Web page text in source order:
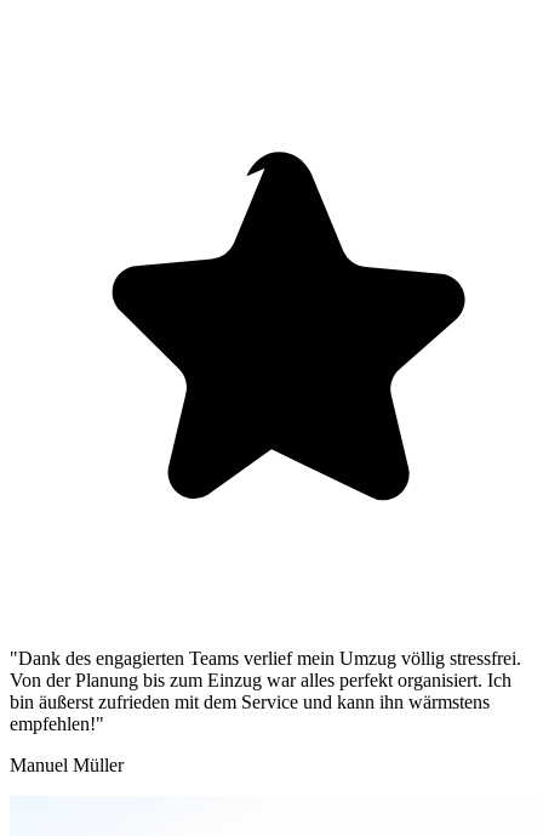
"Dank des engagierten Teams verlief mein Umzug völlig stressfrei.
Von der Planung bis zum Einzug war alles perfekt organisiert. Ich
bin äußerst zufrieden mit dem Service und kann ihn wärmstens
empfehlen!"
Manuel Müller